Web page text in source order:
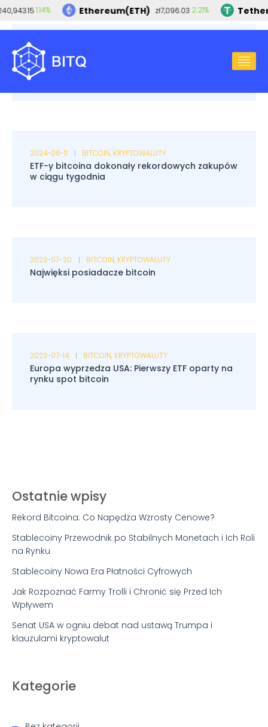
2025-02-17
Kryptowaluty w funduszach ETF: Przewidywania
dla Litecoin, Solany i XRP
2024-06-11 BITCOIN, KRYPTOWALUTY
ETF-y bitcoina dokonały rekordowych zakupów
w ciągu tygodnia
2023-07-20 BITCOIN, KRYPTOWALUTY
Najwięksi posiadacze bitcoin
2023-07-14 BITCOIN, KRYPTOWALUTY
Europa wyprzedza USA: Pierwszy ETF oparty na
rynku spot bitcoin
Ostatnie wpisy
Rekord Bitcoina: Co Napędza Wzrosty Cenowe?
Stablecoiny Przewodnik po Stabilnych Monetach i Ich Roli
na Rynku
Stablecoiny Nowa Era Płatności Cyfrowych
Jak Rozpoznać Farmy Trolli i Chronić się Przed Ich
Wpływem
Senat USA w ogniu debat nad ustawą Trumpa i
klauzulami kryptowalut
Kategorie
1.14% Ethereum(ETH) zł7,096.032.21%